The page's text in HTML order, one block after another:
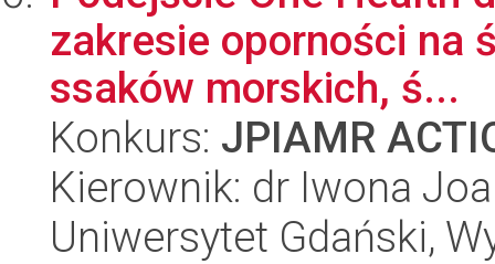
zakresie oporności na
ssaków morskich, ś...
Konkurs: JPIAMR
Kierownik: dr Iwona
Uniwersytet Gdański,